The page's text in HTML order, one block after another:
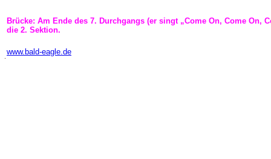
Brücke: Am Ende des 7. Durchgangs (er singt „Come On, Come On,
die 2. Sektion.
www.bald-eagle.de